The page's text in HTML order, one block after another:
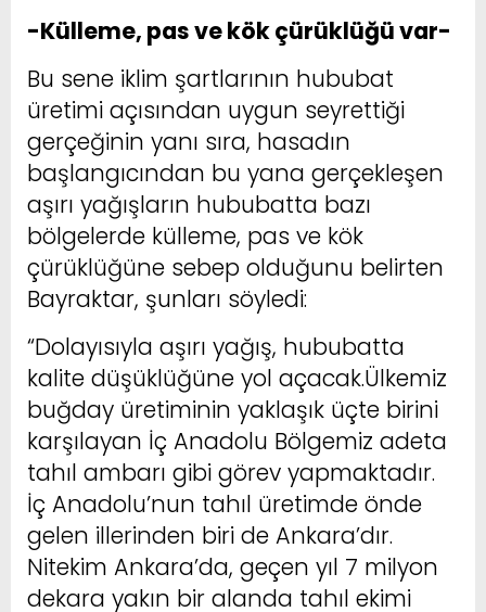
-Külleme, pas ve kök çürüklüğü var-
Bu sene iklim şartlarının hububat
üretimi açısından uygun seyrettiği
gerçeğinin yanı sıra, hasadın
başlangıcından bu yana gerçekleşen
aşırı yağışların hububatta bazı
bölgelerde külleme, pas ve kök
çürüklüğüne sebep olduğunu belirten
Bayraktar, şunları söyledi:
“Dolayısıyla aşırı yağış, hububatta
kalite düşüklüğüne yol açacak.Ülkemiz
buğday üretiminin yaklaşık üçte birini
karşılayan İç Anadolu Bölgemiz adeta
tahıl ambarı gibi görev yapmaktadır.
İç Anadolu’nun tahıl üretimde önde
gelen illerinden biri de Ankara’dır.
Nitekim Ankara’da, geçen yıl 7 milyon
dekara yakın bir alanda tahıl ekimi